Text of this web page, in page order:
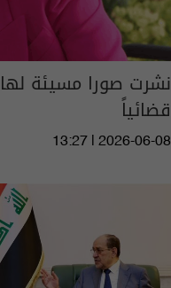
نشرت صورا مسيئة
قضائياً
13:27 | 2026-06-08